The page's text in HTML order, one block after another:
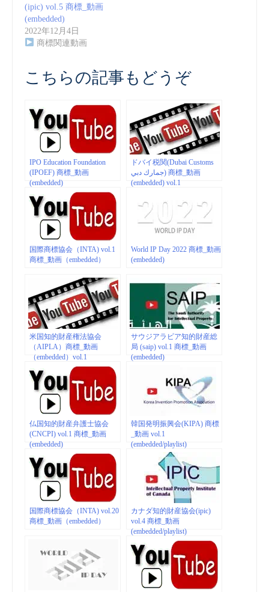
(ipic) vol.5 商標_動画
(embedded)
2022年12月4日
商標関連動画
こちらの記事もどうぞ
IPO Education Foundation
(IPOEF) 商標_動画
(embedded)
ドバイ税関(Dubai Customs
جمارك دبي) 商標_動画
(embedded) vol.1
国際商標協会（INTA) vol.1
商標_動画（embedded）
World IP Day 2022 商標_動画
(embedded)
米国知的財産権法協会
（AIPLA）商標_動画
（embedded）vol.1
サウジアラビア知的財産総
局 (saip) vol.1 商標_動画
(embedded)
仏国知的財産弁護士協会
(CNCPI) vol.1 商標_動画
(embedded)
韓国発明振興会(KIPA) 商標
_動画 vol.1
(embedded/playlist)
国際商標協会（INTA) vol.20
商標_動画（embedded）
カナダ知的財産協会(ipic)
vol.4 商標_動画
(embedded/playlist)